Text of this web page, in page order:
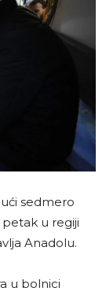
sedmero
u regiji
Anadolu.
u bolnici